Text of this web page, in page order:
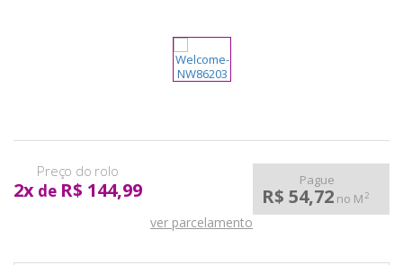
2x de R$ 144,99 Pague
R$ 54,72 no M2
ver parcelamento